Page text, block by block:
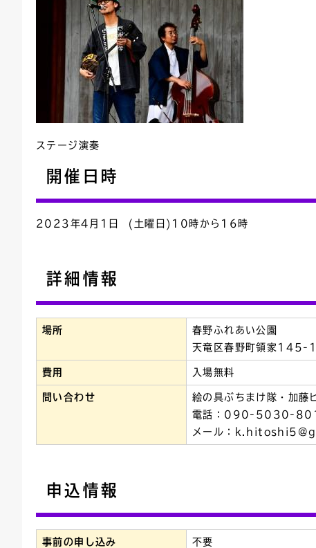
ステージ演奏
開催日時
2023年4月1日 (土曜日)10時から16時
詳細情報
場所
春野ふれあい公園
天竜区春野町領家145-1
費用 入場無料
問い合わせ
絵の具ぶちまけ隊・加藤
電話：090-5030-
メール：
申込情報
事前の申し込み 不要